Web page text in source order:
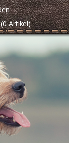
(0 Artikel)